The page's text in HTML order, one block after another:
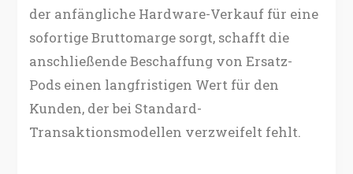
der anfängliche Hardware-Verkauf für eine
sofortige Bruttomarge sorgt, schafft die
anschließende Beschaffung von Ersatz-
Pods einen langfristigen Wert für den
Kunden, der bei Standard-
Transaktionsmodellen verzweifelt fehlt.